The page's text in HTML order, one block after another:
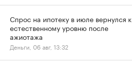
Спрос на ипотеку в июле вернулся к
естественному уровню после
ажиотажа
Деньги, 06 авг, 13:32